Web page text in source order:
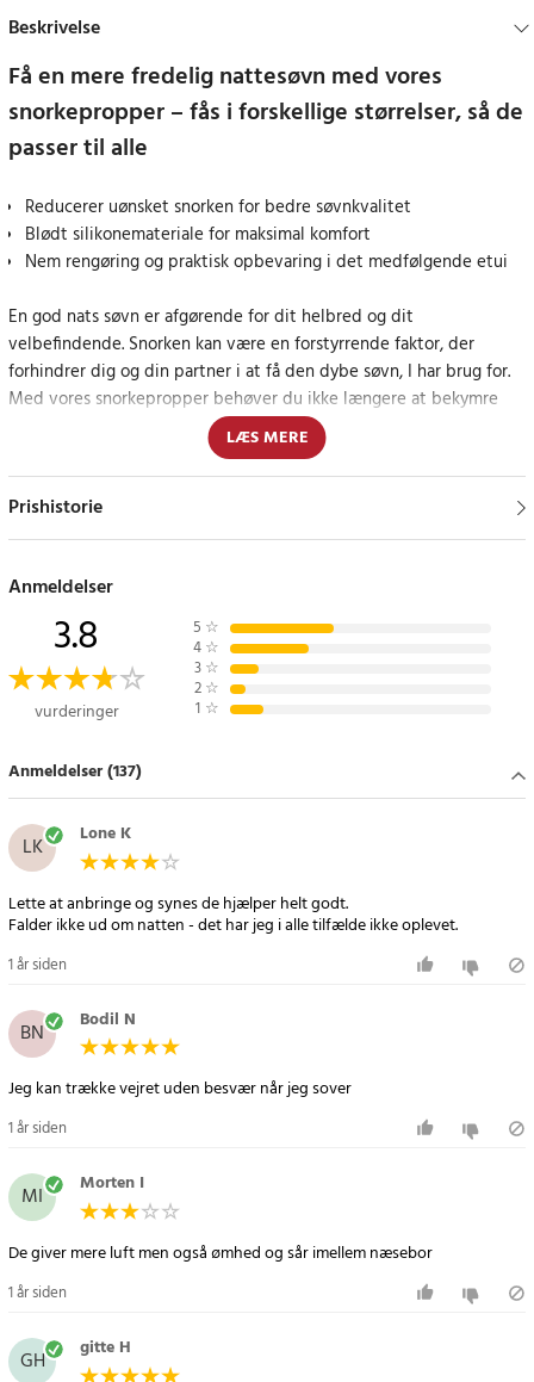
Beskrivelse
Få en mere fredelig nattesøvn med vores
snorkepropper – fås i forskellige størrelser, så de
passer til alle
Reducerer uønsket snorken for bedre søvnkvalitet
Blødt silikonemateriale for maksimal komfort
Nem rengøring og praktisk opbevaring i det medfølgende etui
En god nats søvn er afgørende for dit helbred og dit
velbefindende. Snorken kan være en forstyrrende faktor, der
forhindrer dig og din partner i at få den dybe søvn, I har brug for.
Med vores snorkepropper behøver du ikke længere at bekymre
dig om irriterende snorken. Disse propper er designet til at sidde
behageligt i næseborene og reducerer snorken ved forsigtigt at
udvide næseåbningen og forbedre luftgennemstrømningen under
søvnen, så både du og din partner kan vågne mere udhvilede.
Disse propper er fremstillet af blødt og behageligt
silikonemateriale og tilpasser sig let næsens form. Ved at holde
næsepassagen mere åben reducerer de luftmodstanden og
risikoen for vibrationer, der forårsager snorkelyde. De hjælper ikke
kun med at reducere snorken, men kan også forbedre
vejrtrækningen ved at sikre en mere jævn luftstrøm gennem
natten.
Specifikation
- Materiale: Blød og behagelig silikone
- Funktion: Reducerer snorken og forbedrer vejrtrækningen
- Opbevaring: Praktisk plastiketui medfølger
- Størrelse: Universal – passer til de fleste
- Antal: 4 stk. pr. pakke
Article number :73815
LÆS MERE
Prishistorie
Anmeldelser
3.8
vurderinger
5 ☆
4 ☆
3 ☆
2 ☆
1 ☆
Anmeldelser (137)
LK Lone K
Lette at anbringe og synes de hjælper helt godt.
Falder ikke ud om natten - det har jeg i alle tilfælde ikke oplevet.
1 år siden
BN Bodil N
Jeg kan trække vejret uden besvær når jeg sover
1 år siden
MI Morten I
De giver mere luft men også ømhed og sår imellem næsebor
1 år siden
GH gitte H